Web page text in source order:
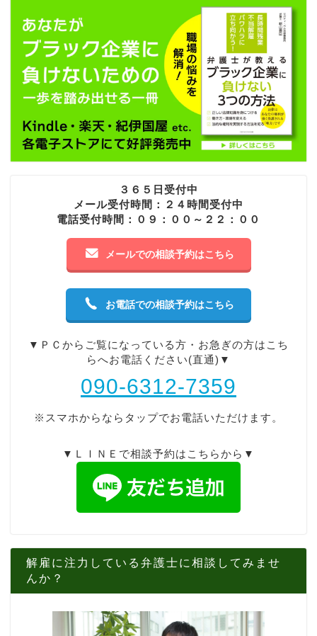
３６５日受付中
メール受付時間：２４時間受付中
電話受付時間：０９：００～２２：００
メールでの相談予約はこちら
お電話での相談予約はこちら
▼ＰＣからご覧になっている方・お急ぎの方はこち
らへお電話ください(直通)▼
090-6312-7359
※スマホからならタップでお電話いただけます。
▼ＬＩＮＥで相談予約はこちらから▼
解雇に注力している弁護士に相談してみませ
んか？